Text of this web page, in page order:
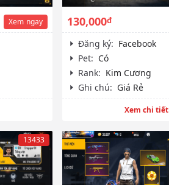
Xem ngay 130,000đ
Đăng ký: Facebook
Pet: Có
Rank: Kim Cương
Ghi chú: Giá Rẻ
Xem chi tiết
13433